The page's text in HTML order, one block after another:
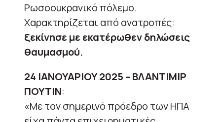
Ρωσοουκρανικό πόλεμο.
Χαρακτηρίζεται από ανατροπές:
ξεκίνησε με εκατέρωθεν δηλώσεις
θαυμασμού.
24 ΙΑΝΟΥΑΡΙΟΥ 2025 – ΒΛΑΝΤΙΜΙΡ
ΠΟΥΤΙΝ:
«Με τον σημερινό πρόεδρο των ΗΠΑ